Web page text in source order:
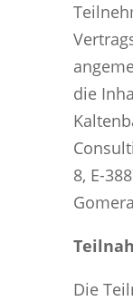
die
8, E-
Die